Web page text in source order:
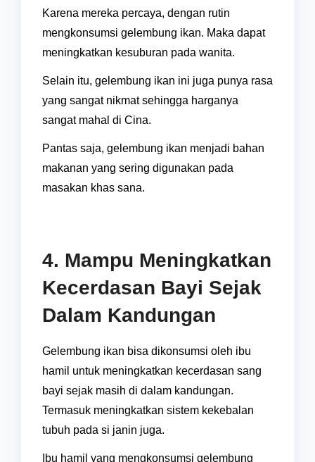
Karena mereka percaya, dengan rutin
mengkonsumsi gelembung ikan. Maka dapat
meningkatkan kesuburan pada wanita.
Selain itu, gelembung ikan ini juga punya rasa
yang sangat nikmat sehingga harganya
sangat mahal di Cina.
Pantas saja, gelembung ikan menjadi bahan
makanan yang sering digunakan pada
masakan khas sana.
4. Mampu Meningkatkan
Kecerdasan Bayi Sejak
Dalam Kandungan
Gelembung ikan bisa dikonsumsi oleh ibu
hamil untuk meningkatkan kecerdasan sang
bayi sejak masih di dalam kandungan.
Termasuk meningkatkan sistem kekebalan
tubuh pada si janin juga.
Ibu hamil yang mengkonsumsi gelembung